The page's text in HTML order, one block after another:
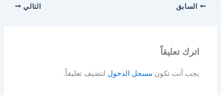
السابق التالي
اترك تعليقاً
يجب أنت تكون مسجل الدخول لتضيف تعليقاً.